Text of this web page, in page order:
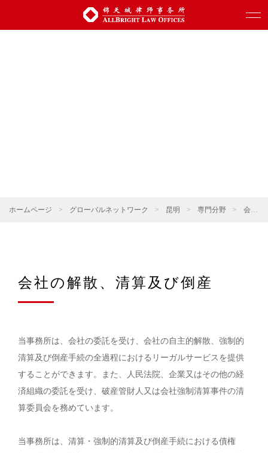
ホームページ > グローバルネットワーク > 昆明 > 専門分野 > 会社更生と清算
会社の解散、清算及び倒産
当事務所は、会社の委託を受け、会社の自主的解散、強制的
清算及び倒産手続の全過程におけるリーガルサービスを提供
することができます。また、人民法院、企業又はその他の経
済組織の委託を受け、破産管財人又は会社強制清算事件の清
算委員会を務めています。
当事務所は、清算・強制的清算及び倒産手続における債権